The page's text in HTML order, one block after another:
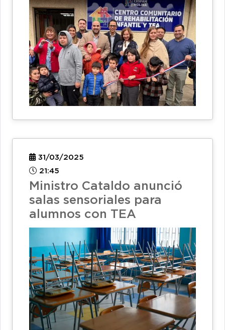
31/03/2025
21:45
Ministro Cataldo anunció
salas sensoriales para
alumnos con TEA